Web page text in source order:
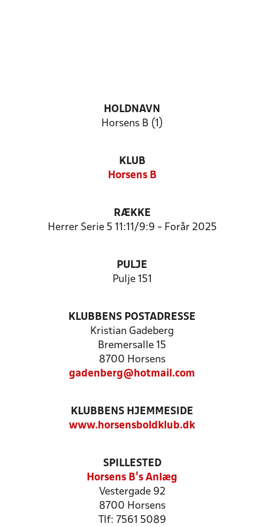
HOLDNAVN
Horsens B (1)
KLUB
Horsens B
RÆKKE
Herrer Serie 5 11:11/9:9 - Forår 2025
PULJE
Pulje 151
KLUBBENS POSTADRESSE
Kristian Gadeberg
Bremersalle 15
8700 Horsens
gadenberg@hotmail.com
KLUBBENS HJEMMESIDE
www.horsensboldklub.dk
SPILLESTED
Horsens B's Anlæg
Vestergade 92
8700 Horsens
Tlf: 7561 5089